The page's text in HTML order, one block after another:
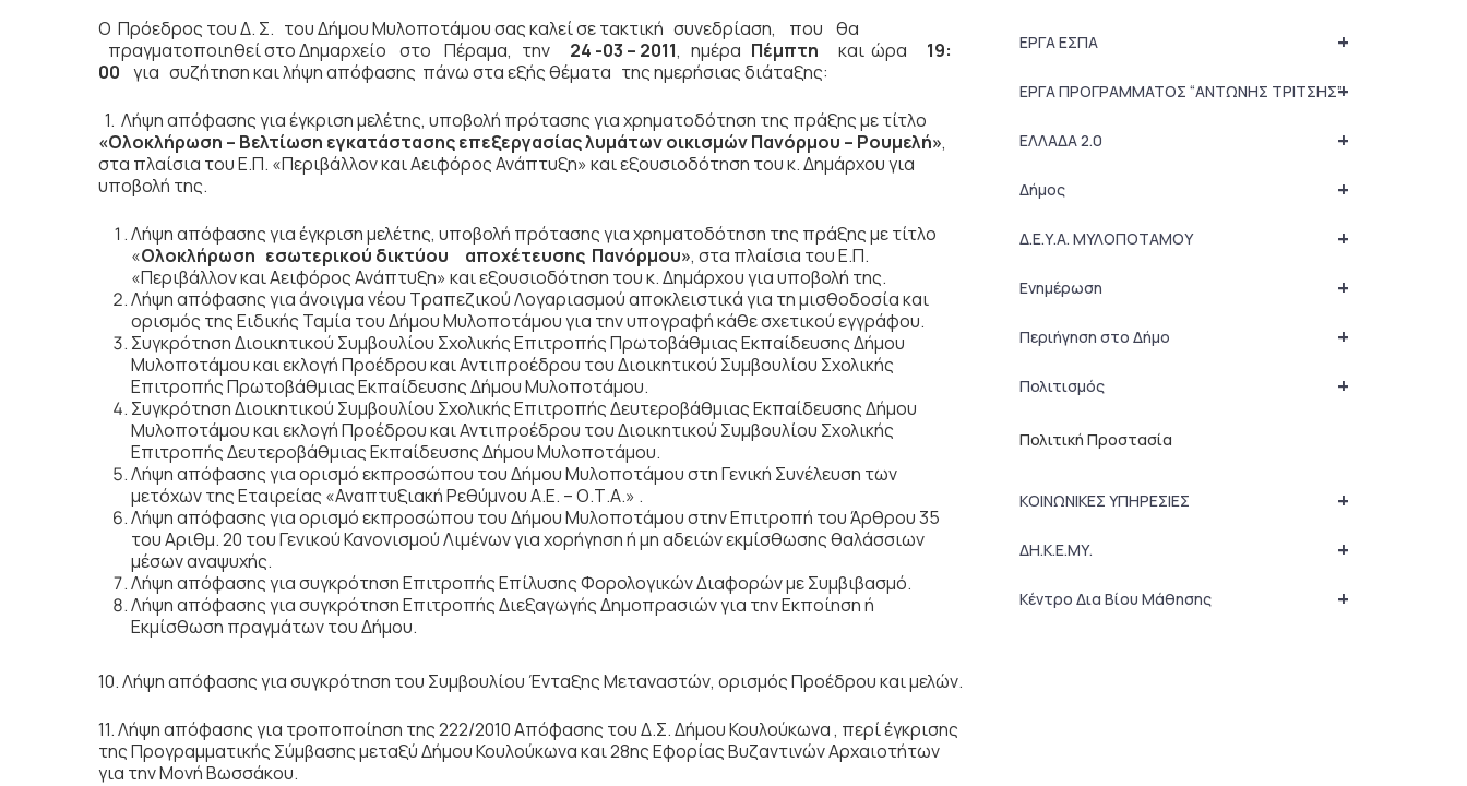
Ο Πρόεδρος του Δ. Σ. του Δήμου Μυλοποτάμου σας καλεί σε τακτική συνεδρίαση, που θα
πραγματοποιηθεί στο Δημαρχείο στο Πέραμα, την 24 -03 – 2011, ημέρα Πέμπτη και ώρα 19:
00 για συζήτησηκαι λήψη απόφασης πάνω στα εξής θέματα της ημερήσιας διάταξης:
1. Λήψη απόφασης για έγκριση μελέτης, υποβολή πρότασης για χρηματοδότηση της πράξης με τίτλο
«Ολοκλήρωση – Βελτίωση εγκατάστασης επεξεργασίας λυμάτων οικισμών Πανόρμου – Ρουμελή»,
στα πλαίσια του Ε.Π. «Περιβάλλον και Αειφόρος Ανάπτυξη» και εξουσιοδότηση του κ. Δημάρχου για
υποβολή της.
Λήψη απόφασης για έγκριση μελέτης, υποβολή πρότασης για χρηματοδότηση της πράξης με τίτλο
«Ολοκλήρωση εσωτερικού δικτύου αποχέτευσης Πανόρμου», στα πλαίσια του Ε.Π.
«Περιβάλλον και Αειφόρος Ανάπτυξη» και εξουσιοδότηση του κ. Δημάρχου για υποβολή της.
Λήψη απόφασης για άνοιγμα νέου Τραπεζικού Λογαριασμού αποκλειστικά για τη μισθοδοσία και
ορισμός της Ειδικής Ταμία του Δήμου Μυλοποτάμου για την υπογραφή κάθε σχετικού εγγράφου.
Συγκρότηση Διοικητικού Συμβουλίου Σχολικής Επιτροπής Πρωτοβάθμιας Εκπαίδευσης Δήμου
Μυλοποτάμου και εκλογή Προέδρου και Αντιπροέδρου του Διοικητικού Συμβουλίου Σχολικής
Επιτροπής Πρωτοβάθμιας Εκπαίδευσης Δήμου Μυλοποτάμου.
Συγκρότηση Διοικητικού Συμβουλίου Σχολικής Επιτροπής Δευτεροβάθμιας Εκπαίδευσης Δήμου
Μυλοποτάμου και εκλογή Προέδρου και Αντιπροέδρου του Διοικητικού Συμβουλίου Σχολικής
Επιτροπής Δευτεροβάθμιας Εκπαίδευσης Δήμου Μυλοποτάμου.
Λήψη απόφασης για ορισμό εκπροσώπου του Δήμου Μυλοποτάμου στη Γενική Συνέλευση των
μετόχων της Εταιρείας «Αναπτυξιακή Ρεθύμνου Α.Ε. – Ο.Τ.Α.» .
Λήψη απόφασης για ορισμό εκπροσώπου του Δήμου Μυλοποτάμου στην Επιτροπή του Άρθρου 35
του Αριθμ. 20 του Γενικού Κανονισμού Λιμένων για χορήγηση ή μη αδειών εκμίσθωσης θαλάσσιων
μέσων αναψυχής.
Λήψη απόφασης για συγκρότηση Επιτροπής Επίλυσης Φορολογικών Διαφορών με Συμβιβασμό.
Λήψη απόφασης για συγκρότηση Επιτροπής Διεξαγωγής Δημοπρασιών για την Εκποίηση ή
Εκμίσθωση πραγμάτων του Δήμου.
10. Λήψη απόφασης για συγκρότηση του Συμβουλίου Ένταξης Μεταναστών, oρισμός Προέδρου και μελών.
11. Λήψη απόφασης για τροποποίηση της 222/2010 Απόφασης του Δ.Σ. Δήμου Κουλούκωνα , περί έγκρισης
της Προγραμματικής Σύμβασης μεταξύ Δήμου Κουλούκωνα και 28ης Εφορίας Βυζαντινών Αρχαιοτήτων
για την Μονή Βωσσάκου.
+
ΕΡΓΑ ΕΣΠΑ
+
ΕΡΓΑ ΠΡΟΓΡΑΜΜΑΤΟΣ “ΑΝΤΩΝΗΣ ΤΡΙΤΣΗΣ”
+
ΕΛΛΑΔΑ 2.0
+
Δήμος
+
Δ.Ε.Υ.Α. ΜΥΛΟΠΟΤΑΜΟΥ
+
Ενημέρωση
+
Περιήγηση στο Δήμο
+
Πολιτισμός
Πολιτική Προστασία
+
ΚΟΙΝΩΝΙΚΕΣ ΥΠΗΡΕΣΙΕΣ
+
ΔΗ.Κ.Ε.ΜΥ.
+
Κέντρο Δια Βίου Μάθησης